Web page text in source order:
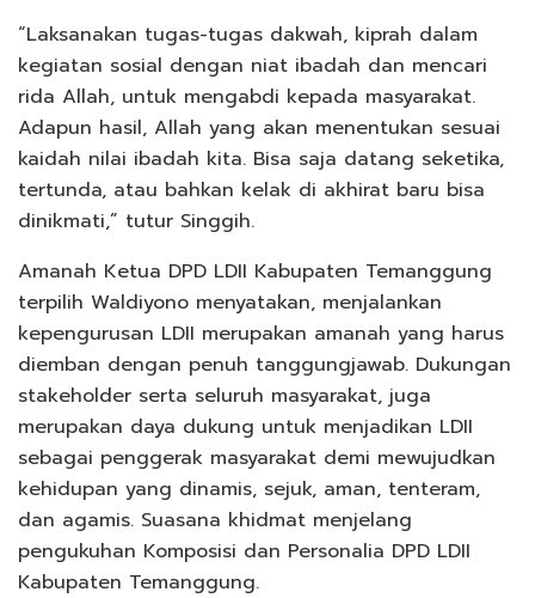
“Laksanakan tugas-tugas dakwah, kiprah dalam
kegiatan sosial dengan niat ibadah dan mencari
rida Allah, untuk mengabdi kepada masyarakat.
Adapun hasil, Allah yang akan menentukan sesuai
kaidah nilai ibadah kita. Bisa saja datang seketika,
tertunda, atau bahkan kelak di akhirat baru bisa
dinikmati,” tutur Singgih.
Amanah Ketua DPD LDII Kabupaten Temanggung
terpilih Waldiyono menyatakan, menjalankan
kepengurusan LDII merupakan amanah yang harus
diemban dengan penuh tanggungjawab. Dukungan
stakeholder serta seluruh masyarakat, juga
merupakan daya dukung untuk menjadikan LDII
sebagai penggerak masyarakat demi mewujudkan
kehidupan yang dinamis, sejuk, aman, tenteram,
dan agamis. Suasana khidmat menjelang
pengukuhan Komposisi dan Personalia DPD LDII
Kabupaten Temanggung.